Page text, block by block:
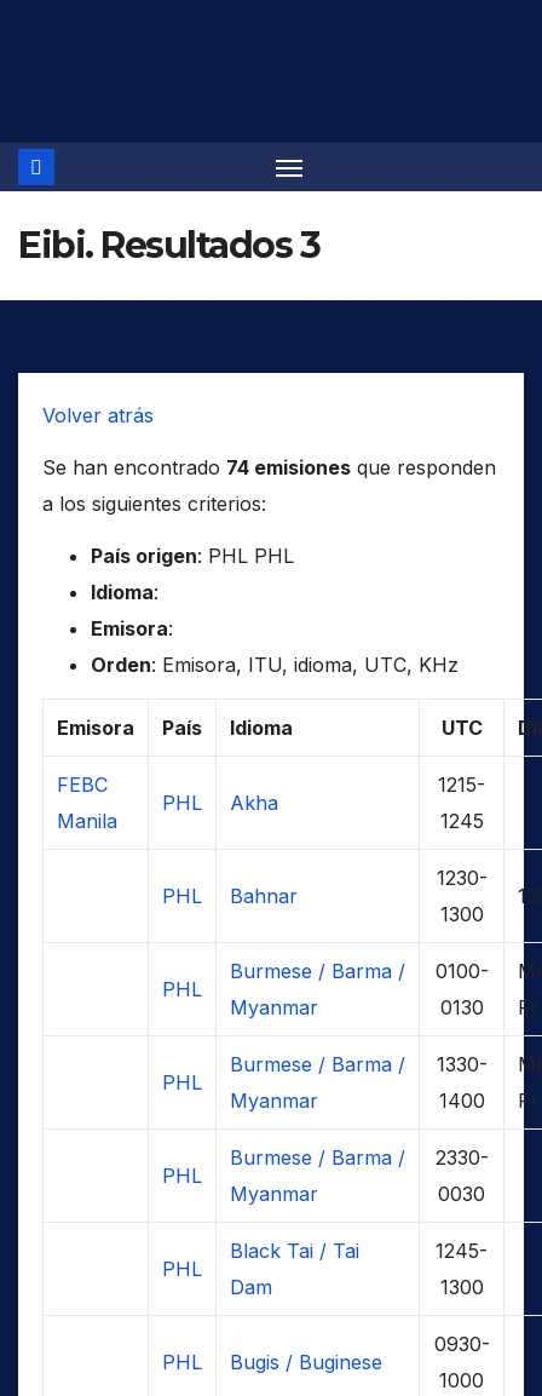
Eibi. Resultados 3
Volver atrás
Se han encontrado 74 emisiones que responden
a los siguientes criterios:
País origen: PHL PHL
Idioma:
Emisora:
Orden: Emisora, ITU, idioma, UTC, KHz
Emisora País Idioma UTC
FEBC
Manila
PHL Akha
1215-
1245
PHL Bahnar
1230-
1300
PHL
Burmese / Barma /
Myanmar
0100-
0130
Fr
PHL
Burmese / Barma /
Myanmar
1330-
1400
Fr
PHL
Burmese / Barma /
Myanmar
2330-
0030
PHL
Black Tai / Tai
Dam
1245-
1300
PHL Bugis / Buginese
0930-
1000